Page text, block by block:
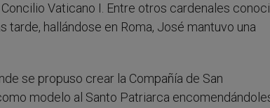
Vaticano I. Entre otros cardenales
tarde, hallándose en Roma, José mantuvo una
se propuso crear la Compañía de San
modelo al Santo Patriarca